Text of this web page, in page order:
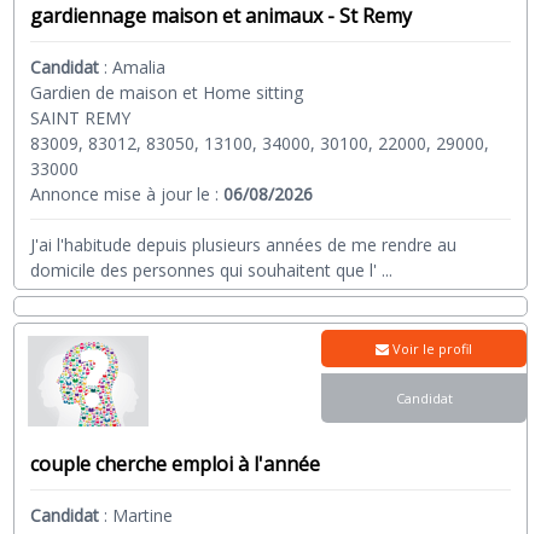
gardiennage maison et animaux - St Remy
Candidat :Amalia
Gardien de maison et Home sitting
SAINT REMY
83009, 83012, 83050, 13100, 34000, 30100, 22000, 29000,
33000
Annonce mise à jour le :06/08/2026
J'ai l'habitude depuis plusieurs années de me rendre au
domicile des personnes qui souhaitent que l' ...
couple cherche emploi à l'année
Candidat : Martine
Voir le profil
Candidat